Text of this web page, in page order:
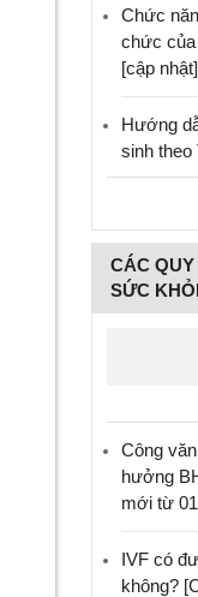
Chức
chức của
[cập nhật]
Hướng
sinh theo
CÁC
SỨC
Công
hưởng
mới từ
IVF có
không?